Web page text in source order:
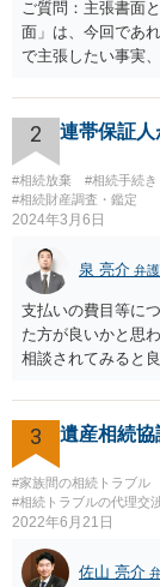
ご質問：主張書面
面」は、今回であ
で主張したい事実
ります。 もし、
資料を持っている
し、お姉さんに見
望に関する申出書
いた方が良い事と
立ての趣旨」のと
ば、まずそれを書
なぜ調停を申し立
決裂した、など)
きさつなどが書か
うと感じるところ
の他、お姉さんの
(例えば、○○のとき
った等)、それも
産分割に関係ない(
す(あくまで遺産分
の方に事情を理解
2 連帯保証
#相続放棄 #相続手続き
#相続財産調査・鑑定
2024年3月6日
泉 亮介 弁
支払いの費目等に
た方が良いかと思
相談されてみると
3 遺産相続協
#家族間の相続トラブル
#相続トラブルの代理交
2022年6月21日
佐山 亮介